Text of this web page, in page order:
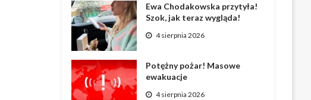
Ewa Chodakowska przytyła!
Szok, jak teraz wygląda!
4 sierpnia 2026
Potężny pożar! Masowe
ewakuacje
4 sierpnia 2026